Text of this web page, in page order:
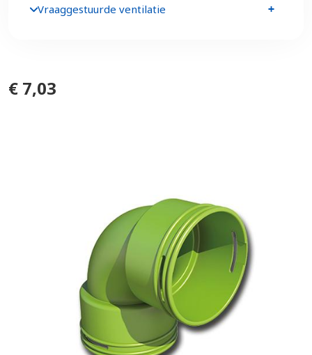
€ 7,03
Vraaggestuurde ventilatie